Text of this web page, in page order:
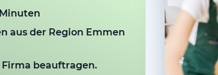
aus der Region Emmen
Firma beauftragen.